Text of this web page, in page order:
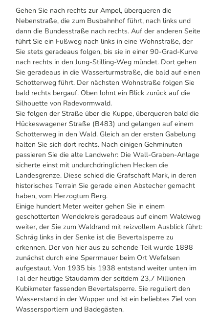
Gehen Sie nach rechts zur Ampel, überqueren die
Nebenstraße, die zum Busbahnhof führt, nach links und
dann die Bundesstraße nach rechts. Auf der anderen Seite
führt Sie ein Fußweg nach links in eine Wohnstraße, der
Sie stets geradeaus folgen, bis sie in einer 90-Grad-Kurve
nach rechts in den Jung-Stilling-Weg mündet. Dort gehen
Sie geradeaus in die Wasserturmstraße, die bald auf einen
Schotterweg führt. Der nächsten Wohnstraße folgen Sie
bald rechts bergauf. Oben lohnt ein Blick zurück auf die
Silhouette von Radevormwald.
Sie folgen der Straße über die Kuppe, überqueren bald die
Hückeswagener Straße (B483) und gelangen auf einem
Schotterweg in den Wald. Gleich an der ersten Gabelung
halten Sie sich dort rechts. Nach einigen Gehminuten
passieren Sie die alte Landwehr: Die Wall-Graben-Anlage
sicherte einst mit undurchdringlichen Hecken die
Landesgrenze. Diese schied die Grafschaft Mark, in deren
historisches Terrain Sie gerade einen Abstecher gemacht
haben, vom Herzogtum Berg.
Einige hundert Meter weiter gehen Sie in einem
geschotterten Wendekreis geradeaus auf einem Waldweg
weiter, der Sie zum Waldrand mit reizvollem Ausblick führt:
Schräg links in der Senke ist die Bevertalsperre zu
erkennen. Der von hier aus zu sehende Teil wurde 1898
zunächst durch eine Sperrmauer beim Ort Wefelsen
aufgestaut. Von 1935 bis 1938 entstand weiter unten im
Tal der heutige Staudamm der seitdem 23,7 Millionen
Kubikmeter fassenden Bevertalsperre. Sie reguliert den
Wasserstand in der Wupper und ist ein beliebtes Ziel von
Wassersportlern und Badegästen.